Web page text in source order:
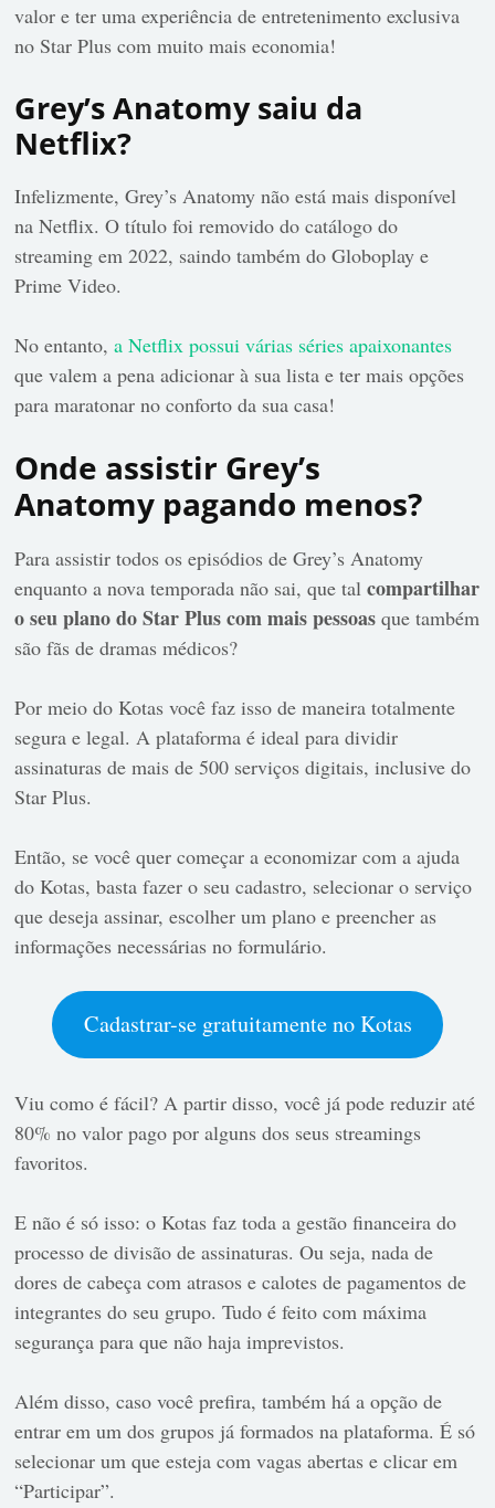
valor e ter uma experiência de entretenimento exclusiva
no Star Plus com muito mais economia!
Grey’s Anatomy saiu da
Netflix?
Infelizmente, Grey’s Anatomy não está mais disponível
na Netflix. O título foi removido do catálogo do
streaming em 2022, saindo também do Globoplay e
Prime Video.
No entanto,a Netflix possui várias séries apaixonantes
que valem a pena adicionar à sua lista e ter mais opções
para maratonar no conforto da sua casa!
Onde assistir Grey’s
Anatomy pagando menos?
Para assistir todos os episódios de Grey’s Anatomy
enquanto a nova temporada não sai, que talcompartilhar
o seu plano do Star Plus com mais pessoas que também
são fãs de dramas médicos?
Por meio do Kotas você faz isso de maneira totalmente
segura e legal. A plataforma é ideal para dividir
assinaturas de mais de 500 serviços digitais, inclusive do
Star Plus.
Então, se você quer começar a economizar com a ajuda
do Kotas, basta fazer o seu cadastro, selecionar o serviço
que deseja assinar, escolher um plano e preencher as
informações necessárias no formulário.
Cadastrar-se gratuitamente no Kotas
Viu como é fácil? A partir disso, você já pode reduzir até
80% no valor pago por alguns dos seus streamings
favoritos.
E não é só isso: o Kotas faz toda a gestão financeira do
processo de divisão de assinaturas. Ou seja, nada de
dores de cabeça com atrasos e calotes de pagamentos de
integrantes do seu grupo. Tudo é feito com máxima
segurança para que não haja imprevistos.
Além disso, caso você prefira, também há a opção de
entrar em um dos grupos já formados na plataforma. É só
selecionar um que esteja com vagas abertas e clicar em
“Participar”.